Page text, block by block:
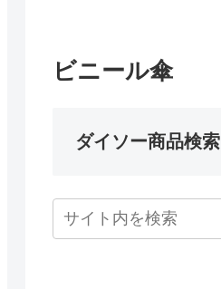
ビニール傘
ダイソー商品検索